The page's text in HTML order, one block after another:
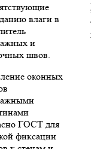
влаги в
и
швов.
оконных
ГОСТ для
фиксации